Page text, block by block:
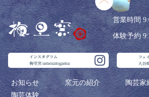
営業時間
体験予約
お知らせ 窯元の紹介 陶芸家
陶芸体験